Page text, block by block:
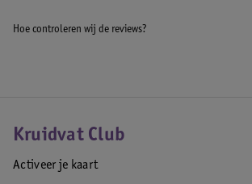
Hoe controleren wij de reviews?
Kruidvat Club
Activeer je kaart